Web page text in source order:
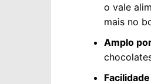
o vale
mais no
Amplo